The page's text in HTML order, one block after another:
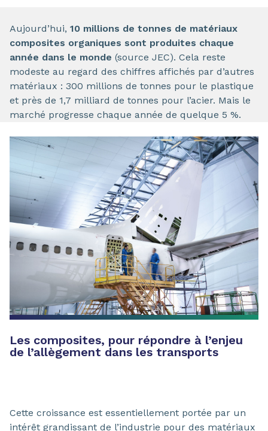
Aujourd’hui, 10 millions de tonnes de matériaux
composites organiques sont produites chaque
année dans le monde (source JEC). Cela reste
modeste au regard des chiffres affichés par d’autres
matériaux : 300 millions de tonnes pour le plastique
et près de 1,7 milliard de tonnes pour l’acier. Mais le
marché progresse chaque année de quelque 5 %.
Les composites, pour répondre à l’enjeu
de l’allègement dans les transports
Cette croissance est essentiellement portée par un
intérêt grandissant de l’industrie pour des matériaux